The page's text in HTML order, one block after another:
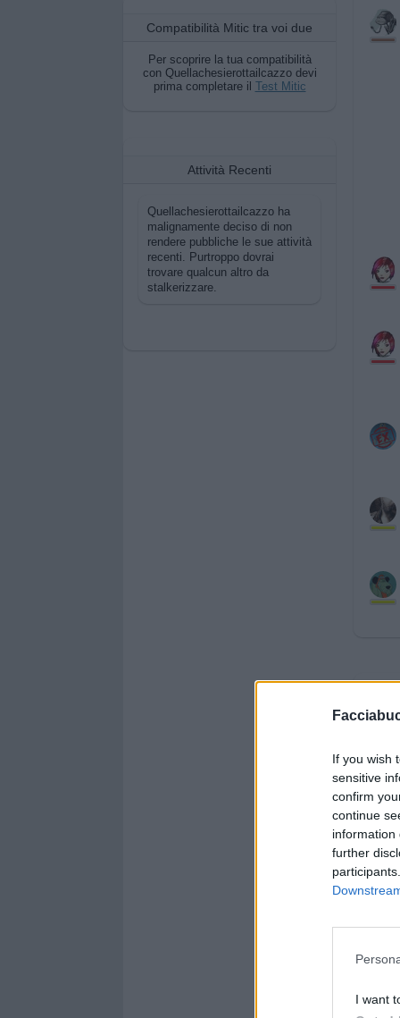
If you wish
sensitive
confirm
continue
information
further
I want
Compatibilità Mitic tra voi due
Per scoprire la tua compatibilità
con Quellachesierottailcazzo devi
prima completare il Test Mitic
Attività Recenti
Quellachesierottailcazzo ha
malignamente deciso di non
rendere pubbliche le sue attività
recenti. Purtroppo dovrai
trovare qualcun altro da
stalkerizzare.